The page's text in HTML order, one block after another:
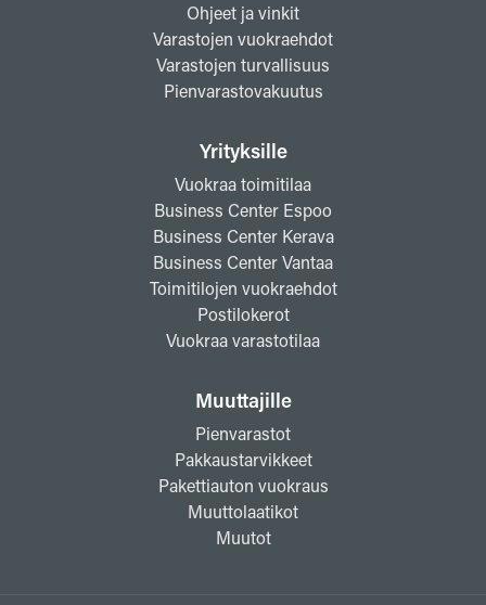
Ohjeet ja vinkit
Varastojen vuokraehdot
Varastojen turvallisuus
Pienvarastovakuutus
Yrityksille
Vuokraa toimitilaa
Business Center Espoo
Business Center Kerava
Business Center Vantaa
Toimitilojen vuokraehdot
Postilokerot
Vuokraa varastotilaa
Muuttajille
Pienvarastot
Pakkaustarvikkeet
Pakettiauton vuokraus
Muuttolaatikot
Muutot